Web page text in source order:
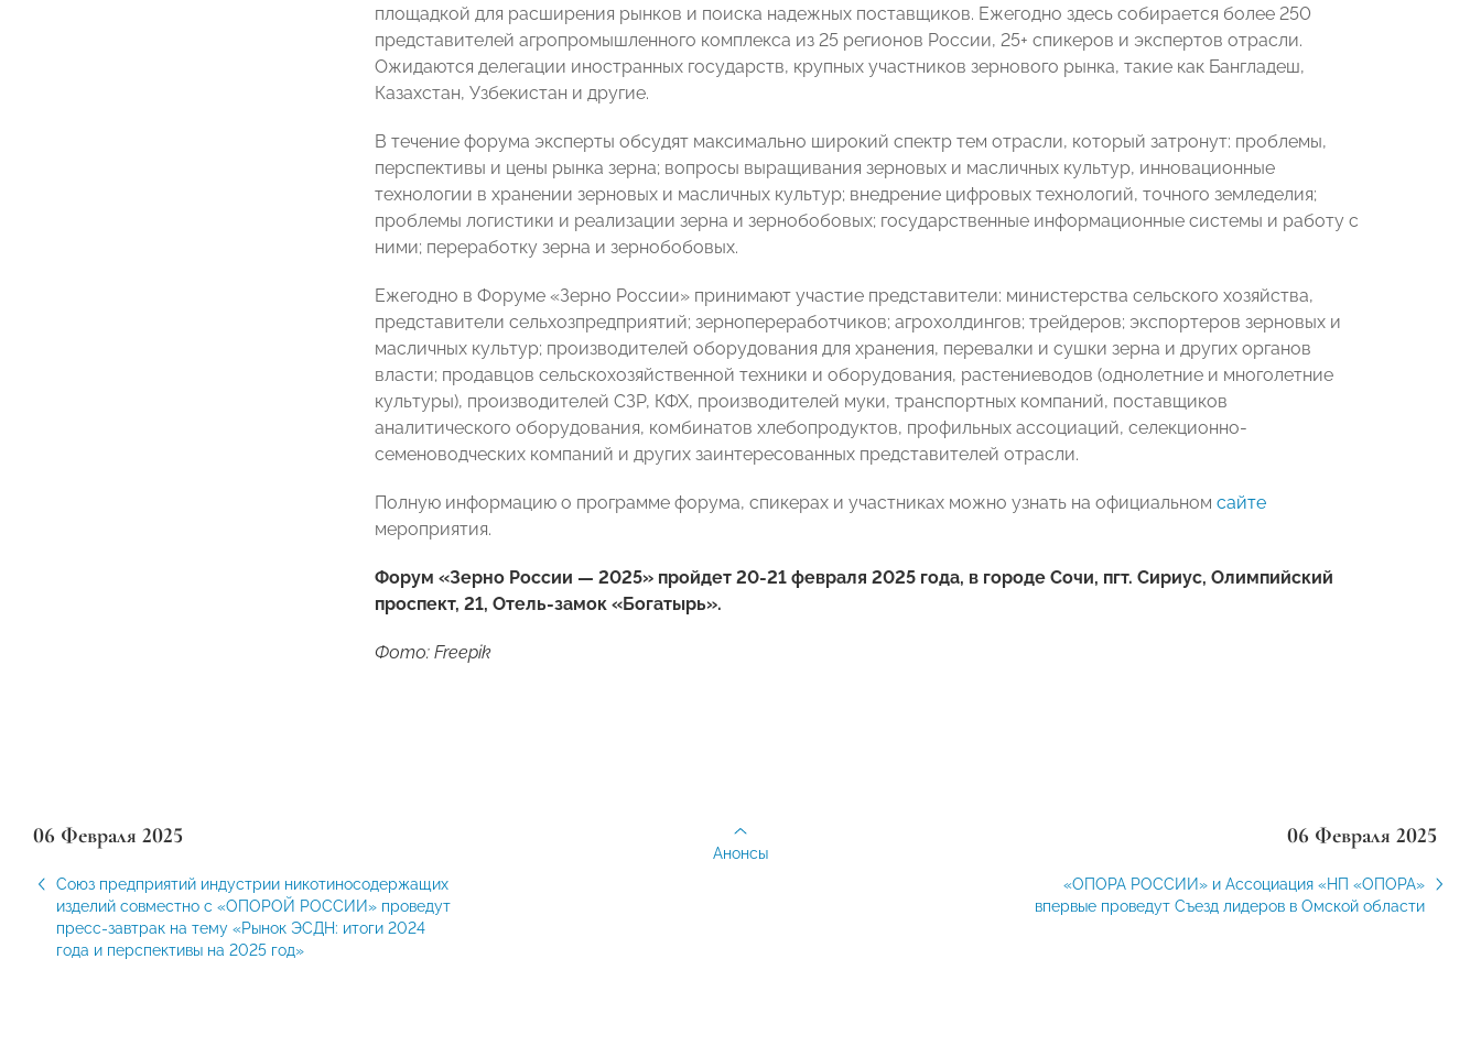
площадкой для расширения рынков и поиска надежных поставщиков. Ежегодно здесь собирается более 250
представителей агропромышленного комплекса из 25 регионов России, 25+ спикеров и экспертов отрасли.
Ожидаются делегации иностранных государств, крупных участников зернового рынка, такие как Бангладеш,
Казахстан, Узбекистан и другие.
В течение форума эксперты обсудят максимально широкий спектр тем отрасли, который затронут: проблемы,
перспективы и цены рынка зерна; вопросы выращивания зерновых и масличных культур, инновационные
технологии в хранении зерновых и масличных культур; внедрение цифровых технологий, точного земледелия;
проблемы логистики и реализации зерна и зернобобовых; государственные информационные системы и работу с
ними; переработку зерна и зернобобовых.
Ежегодно в Форуме «Зерно России» принимают участие представители: министерства сельского хозяйства,
представители сельхозпредприятий; зернопереработчиков; агрохолдингов; трейдеров; экспортеров зерновых и
масличных культур; производителей оборудования для хранения, перевалки и сушки зерна и других органов
власти; продавцов сельскохозяйственной техники и оборудования, растениеводов (однолетние и многолетние
культуры), производителей СЗР, КФХ, производителей муки, транспортных компаний, поставщиков
аналитического оборудования, комбинатов хлебопродуктов, профильных ассоциаций, селекционно-
семеноводческих компаний и других заинтересованных представителей отрасли.
Полную информацию о программе форума, спикерах и участниках можно узнать на официальном сайте
мероприятия.
Форум «Зерно России — 2025» пройдет 20-21 февраля 2025 года, в городе Сочи, пгт. Сириус, Олимпийский
проспект, 21, Отель-замок «Богатырь».
Фото: Freepik
06 Февраля 2025
Союз предприятий индустрии никотиносодержащих
изделий совместно с «ОПОРОЙ РОССИИ» проведут
пресс-завтрак на тему «Рынок ЭСДН: итоги 2024
года и перспективы на 2025 год»
06 Февраля 2025
«ОПОРА РОССИИ» и Ассоциация «НП «ОПОРА»
впервые проведут Съезд лидеров в Омской области
Анонсы